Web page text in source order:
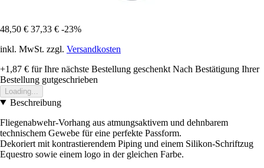
48,50 € 37,33 € -23%
inkl. MwSt. zzgl. Versandkosten
+1,87 € für Ihre nächste Bestellung geschenkt Nach Bestätigung Ihrer
Bestellung gutgeschrieben
Loading...
Beschreibung
Fliegenabwehr-Vorhang aus atmungsaktivem und dehnbarem
technischem Gewebe für eine perfekte Passform.
Dekoriert mit kontrastierendem Piping und einem Silikon-Schriftzug
Equestro sowie einem logo in der gleichen Farbe.